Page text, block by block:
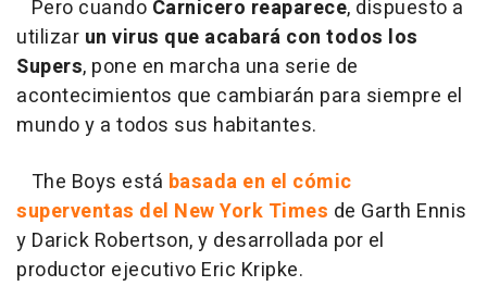
Pero cuando Carnicero reaparece, dispuesto a
utilizar un virus que acabará con todos los
Supers, pone en marcha una serie de
acontecimientos que cambiarán para siempre el
mundo y a todos sus habitantes.
The Boys está basada en el cómic
superventas del New York Times de Garth Ennis
y Darick Robertson, y desarrollada por el
productor ejecutivo Eric Kripke.